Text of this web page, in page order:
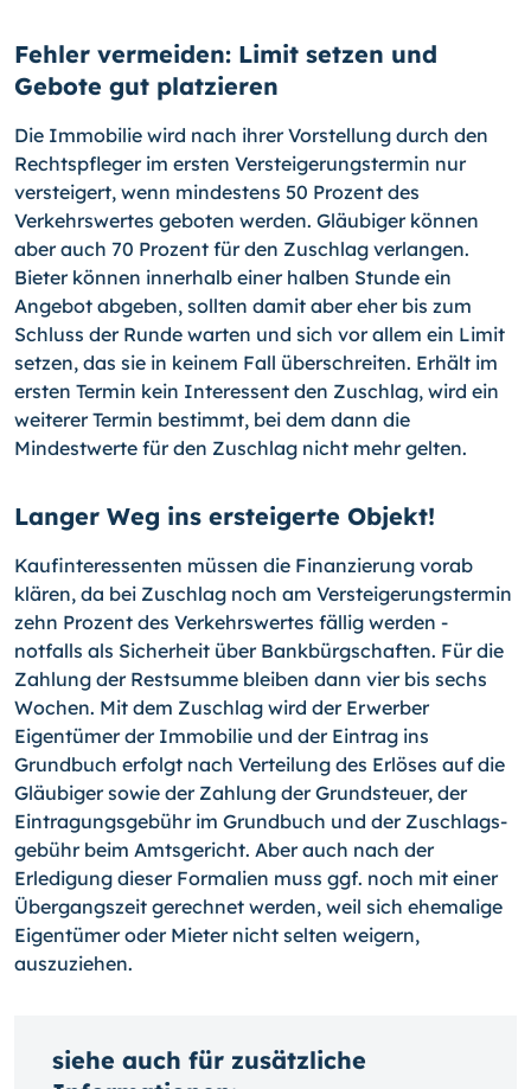
Fehler vermeiden: Limit setzen und
Gebote gut platzieren
Die Immobilie wird nach ihrer Vorstellung durch den
Rechtspfleger im ersten Verstei­gerungstermin nur
versteigert, wenn mindestens 50 Prozent des
Verkehrswertes ge­boten werden. Gläubiger können
aber auch 70 Prozent für den Zuschlag verlangen.
Bieter können innerhalb einer halben Stunde ein
Angebot abgeben, sollten damit aber eher bis zum
Schluss der Runde warten und sich vor allem ein Limit
setzen, das sie in keinem Fall überschreiten. Erhält im
ersten Termin kein Interessent den Zuschlag, wird ein
weiterer Termin bestimmt, bei dem dann die
Mindestwerte für den Zuschlag nicht mehr gelten.
Langer Weg ins ersteigerte Objekt!
Kaufinteressenten müssen die Finanzierung vorab
klären, da bei Zuschlag noch am Versteigerungstermin
zehn Prozent des Verkehrswertes fällig werden -
notfalls als Sicherheit über Bankbürgschaften. Für die
Zahlung der Restsumme bleiben dann vier bis sechs
Wochen. Mit dem Zuschlag wird der Erwerber
Eigentümer der Immobilie und der Eintrag ins
Grundbuch erfolgt nach Verteilung des Erlöses auf die
Gläubiger sowie der Zahlung der Grundsteuer, der
Eintragungsgebühr im Grundbuch und der Zuschlags­
gebühr beim Amtsgericht. Aber auch nach der
Erledigung dieser Formalien muss ggf. noch mit einer
Übergangszeit gerechnet werden, weil sich ehemalige
Eigentümer oder Mieter nicht selten weigern,
auszuziehen.
siehe auch für zusätzliche